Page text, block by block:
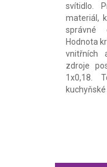
svítidlo.
materiál,
správné
Hodnota
vnitřních
zdroje
1x0,18.